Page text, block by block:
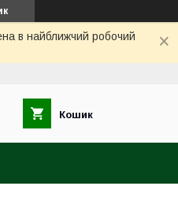
в найближчий робочий
Кошик